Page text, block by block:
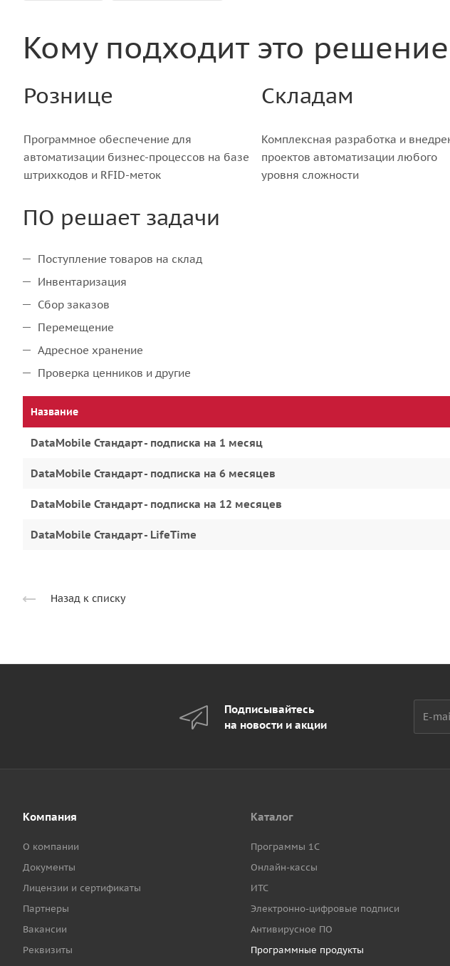
Кому подходит это
Рознице Складам
Программное обеспечение для
автоматизации бизнес-процессов на базе
штрихкодов и RFID-меток
Комплексная разработка и
проектов автоматизации любого
уровня сложности
ПО решает задачи
Поступление товаров на склад
Инвентаризация
Сбор заказов
Перемещение
Адресное хранение
Проверка ценников и другие
Название
DataMobile Стандарт - подписка на 1 месяц
DataMobile Стандарт - подписка на 6 месяцев
DataMobile Стандарт - подписка на 12 месяцев
DataMobile Стандарт - LifeTime
Назад к списку
Подписывайтесь
на новости и акции
Компания
О компании
Документы
Лицензии и сертификаты
Партнеры
Вакансии
Реквизиты
Каталог
Программы 1С
Онлайн-кассы
ИТС
Электронно-цифровые подписи
Антивирусное ПО
Программные продукты